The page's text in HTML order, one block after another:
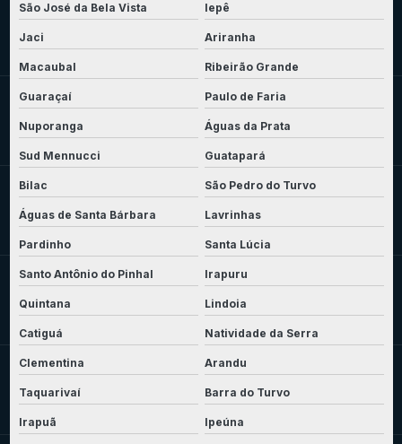
São José da Bela Vista Iepê
Jaci Ariranha
Macaubal Ribeirão Grande
Guaraçaí Paulo de Faria
Nuporanga Águas da Prata
Sud Mennucci Guatapará
Bilac São Pedro do Turvo
Águas de Santa Bárbara Lavrinhas
Pardinho Santa Lúcia
Santo Antônio do Pinhal Irapuru
Quintana Lindoia
Catiguá Natividade da Serra
Clementina Arandu
Taquarivaí Barra do Turvo
Irapuã Ipeúna